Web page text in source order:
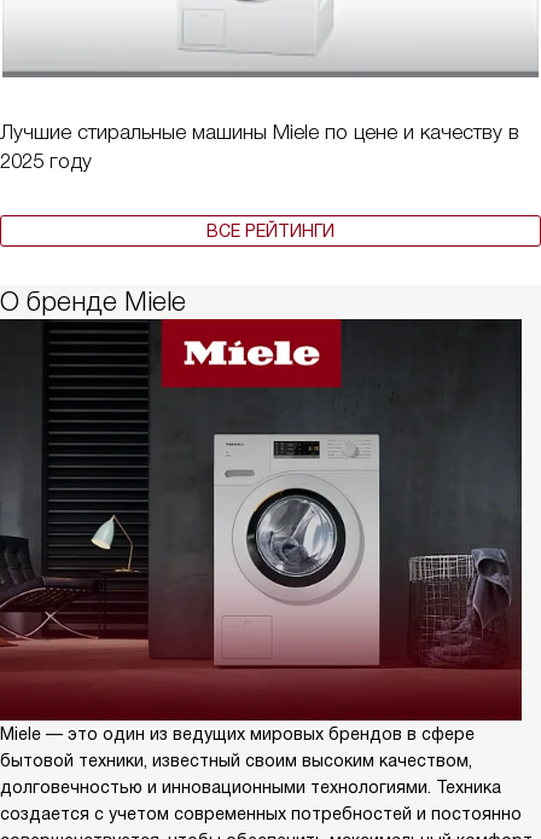
Лучшие стиральные машины Miele по цене и качеству в
2025 году
ВСЕ РЕЙТИНГИ
О бренде Miele
Miele — это один из ведущих мировых брендов в сфере
бытовой техники, известный своим высоким качеством,
долговечностью и инновационными технологиями. Техника
создается с учетом современных потребностей и постоянно